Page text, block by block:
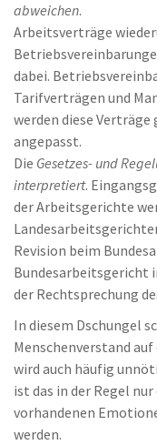
abweichen.
Arbeitsverträge
dabei.
Tarifverträgen und
werden diese Verträge
angepasst.
Die Gesetzes- und
interpretiert.
der Arbeitsgerichte
Revision beim
Bundesarbeitsgericht
der Rechtsprechung
In diesem Dschungel
Menschenverstand
wird auch häufig
ist das in der Regel
vorhandenen
werden.